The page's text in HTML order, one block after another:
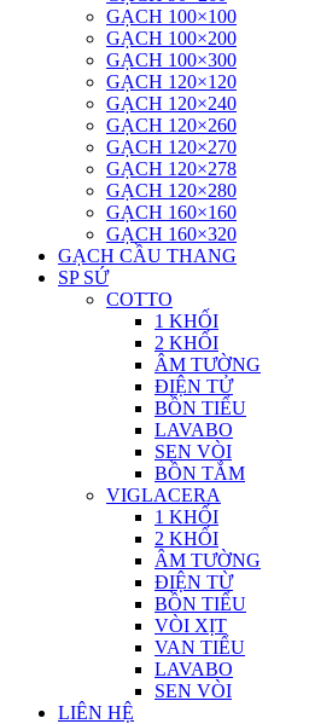
GẠCH 100×100
GẠCH 100×200
GẠCH 100×300
GẠCH 120×120
GẠCH 120×240
GẠCH 120×260
GẠCH 120×270
GẠCH 120×278
GẠCH 120×280
GẠCH 160×160
GẠCH 160×320
GẠCH CẦU THANG
SP SỨ
COTTO
1 KHỐI
2 KHỐI
ÂM TƯỜNG
ĐIỆN TỬ
BỒN TIỂU
LAVABO
SEN VÒI
BỒN TẮM
VIGLACERA
1 KHỐI
2 KHỐI
ÂM TƯỜNG
ĐIỆN TỪ
BỒN TIỂU
VÒI XỊT
VAN TIỂU
LAVABO
SEN VÒI
LIÊN HỆ